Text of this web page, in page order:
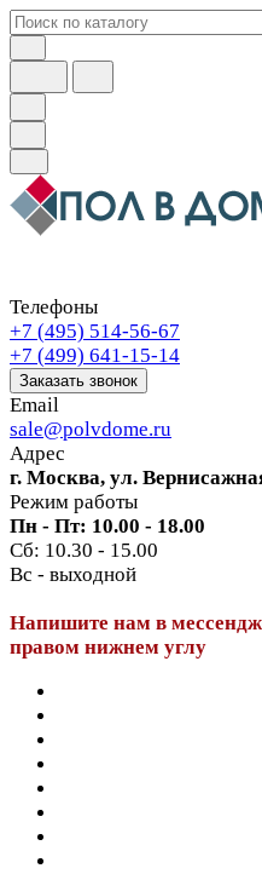
Телефоны
+7 (495) 514-56-67
+7 (499) 641-15-14
Заказать звонок
Email
sale@polvdome.ru
Адрес
г. Москва, ул.
Режим работы
Пн - Пт: 10.00 - 18.00
Сб: 10.30 - 15.00
Вс - выходной
Напишите нам в
правом нижнем углу